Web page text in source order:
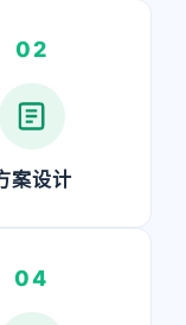
02
案设计
04